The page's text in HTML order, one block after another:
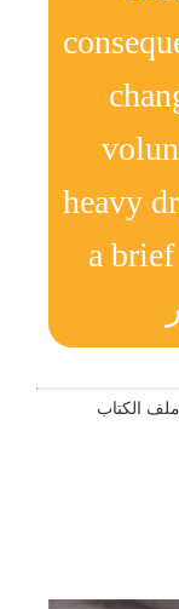
heavy
a
الكتاب